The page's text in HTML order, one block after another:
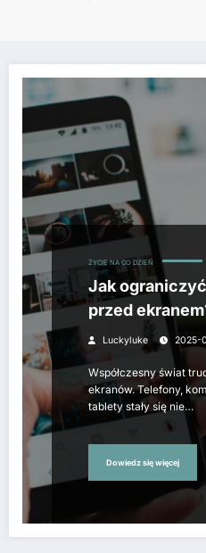
ŻYCIE NA CO DZIEŃ
Jak
przed
Luckyluke 2025-
Współczesny świat
ekranów. Telefony,
tablety stały się nie…
Dowiedz się więcej